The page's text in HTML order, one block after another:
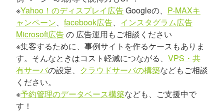
※Yahoo！のディスプレイ広告Googleの、 P-MAXキ
ャンペーン、 facebook広告、 インスタグラム広告
Microsoft広告の 広告運用もご相談ください
※集客するために、事例サイトを作るケースもありま
す。そんなときはコスト軽減につながる、 VPS・共
有サーバの設定、 クラウドサーバの構築などもご相談
ください。
※予約管理のデータベース構築なども、ご支援中で
す！